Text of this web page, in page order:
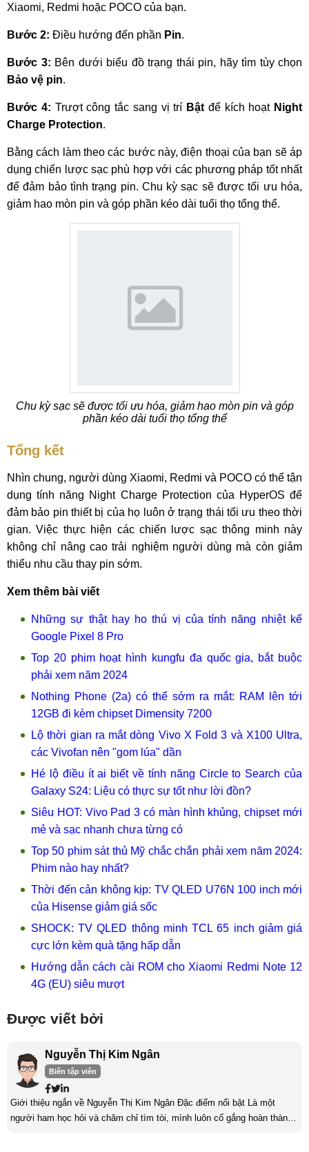
Xiaomi, Redmi hoặc POCO của bạn.
Bước 2: Điều hướng đến phần Pin.
Bước 3: Bên dưới biểu đồ trạng thái pin, hãy tìm tùy chọn
Bảo vệ pin.
Bước 4: Trượt công tắc sang vị trí Bật để kích hoạt Night
Charge Protection.
Bằng cách làm theo các bước này, điện thoại của bạn sẽ áp
dụng chiến lược sạc phù hợp với các phương pháp tốt nhất
để đảm bảo tình trạng pin. Chu kỳ sạc sẽ được tối ưu hóa,
giảm hao mòn pin và góp phần kéo dài tuổi thọ tổng thể.
Chu kỳ sạc sẽ được tối ưu hóa, giảm hao mòn pin và góp
phần kéo dài tuổi thọ tổng thể
Tổng kết
Nhìn chung, người dùng Xiaomi, Redmi và POCO có thể tận
dụng tính năng Night Charge Protection của HyperOS để
đảm bảo pin thiết bị của họ luôn ở trạng thái tối ưu theo thời
gian. Việc thực hiện các chiến lược sạc thông minh này
không chỉ nâng cao trải nghiệm người dùng mà còn giảm
thiểu nhu cầu thay pin sớm.
Xem thêm bài viết
Những sự thật hay ho thú vị của tính năng nhiệt kế
Google Pixel 8 Pro
Top 20 phim hoạt hình kungfu đa quốc gia, bắt buộc
phải xem năm 2024
Nothing Phone (2a) có thể sớm ra mắt: RAM lên tới
12GB đi kèm chipset Dimensity 7200
Lộ thời gian ra mắt dòng Vivo X Fold 3 và X100 Ultra,
các Vivofan nên "gom lúa" dần
Hé lộ điều ít ai biết về tính năng Circle to Search của
Galaxy S24: Liệu có thực sự tốt như lời đồn?
Siêu HOT: Vivo Pad 3 có màn hình khủng, chipset mới
mẻ và sạc nhanh chưa từng có
Top 50 phim sát thủ Mỹ chắc chắn phải xem năm 2024:
Phim nào hay nhất?
Thời đến cản không kịp: TV QLED U76N 100 inch mới
của Hisense giảm giá sốc
SHOCK: TV QLED thông minh TCL 65 inch giảm giá
cực lớn kèm quà tặng hấp dẫn
Hướng dẫn cách cài ROM cho Xiaomi Redmi Note 12
4G (EU) siêu mượt
Được viết bởi
Nguyễn Thị Kim Ngân
Biên tập viên
Giới thiệu ngắn về Nguyễn Thị Kim Ngân Đặc điểm nổi bật Là một
người ham học hỏi và chăm chỉ tìm tòi, mình luôn cố gắng hoàn thành